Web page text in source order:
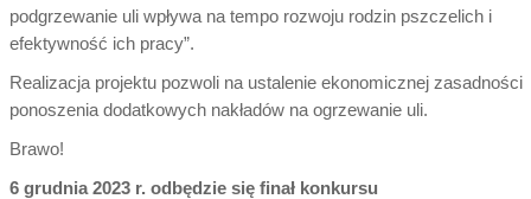
podgrzewanie uli wpływa na tempo rozwoju rodzin pszczelich i
efektywność ich pracy”.
Realizacja projektu pozwoli na ustalenie ekonomicznej zasadności
ponoszenia dodatkowych nakładów na ogrzewanie uli.
Brawo!
6 grudnia 2023 r. odbędzie się finał konkursu